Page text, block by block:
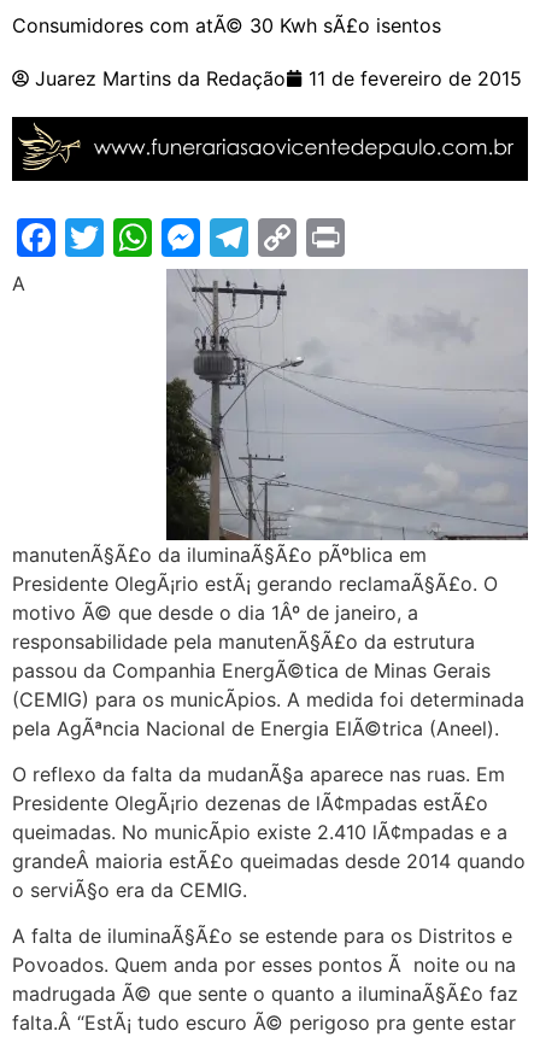
Consumidores com atÃ© 30 Kwh sÃ£o isentos
Juarez Martins da Redação 11 de fevereiro de 2015
Facebook
Twitter
WhatsApp
Messenger
Telegram
Copy
Link
A
manutenÃ§Ã£o da iluminaÃ§Ã£o pÃºblica em
Presidente OlegÃ¡rio estÃ¡ gerando reclamaÃ§Ã£o. O
motivo Ã© que desde o dia 1Âº de janeiro, a
responsabilidade pela manutenÃ§Ã£o da estrutura
passou da Companhia EnergÃ©tica de Minas Gerais
(CEMIG) para os municÃ­pios. A medida foi determinada
pela AgÃªncia Nacional de Energia ElÃ©trica (Aneel).
O reflexo da falta da mudanÃ§a aparece nas ruas. Em
Presidente OlegÃ¡rio dezenas de lÃ¢mpadas estÃ£o
queimadas. No municÃ­pio existe 2.410 lÃ¢mpadas e a
grandeÂ maioria estÃ£o queimadas desde 2014 quando
o serviÃ§o era da CEMIG.
A falta de iluminaÃ§Ã£o se estende para os Distritos e
Povoados. Quem anda por esses pontos Ã noite ou na
madrugada Ã© que sente o quanto a iluminaÃ§Ã£o faz
falta.Â “EstÃ¡ tudo escuro Ã© perigoso pra gente estar